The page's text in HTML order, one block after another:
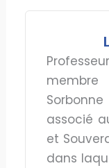
associé
et
dans